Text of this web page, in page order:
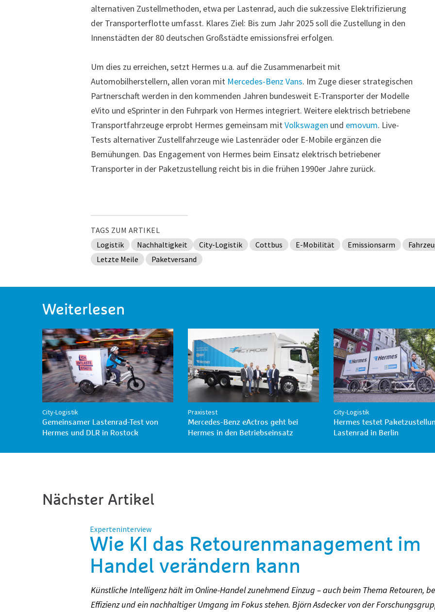
alternativen Zustellmethoden, etwa per Lastenrad, auch die sukzessive Elektrifizierung
der Transporterflotte umfasst. Klares Ziel: Bis zum Jahr 2025 soll die Zustellung in den
Innenstädten der 80 deutschen Großstädte emissionsfrei erfolgen.
Um dies zu erreichen, setzt Hermes u.a. auf die Zusammenarbeit mit
Automobilherstellern, allen voran mit Mercedes-Benz Vans. Im Zuge dieser strategischen
Partnerschaft werden in den kommenden Jahren bundesweit E-Transporter der Modelle
eVito und eSprinter in den Fuhrpark von Hermes integriert. Weitere elektrisch betriebene
Transportfahrzeuge erprobt Hermes gemeinsam mitVolkswagen und emovum. Live-
Tests alternativer Zustellfahrzeuge wie Lastenräder oder E-Mobile ergänzen die
Bemühungen. Das Engagement von Hermes beim Einsatz elektrisch betriebener
Transporter in der Paketzustellung reicht bis in die frühen 1990er Jahre zurück.
TAGS ZUM ARTIKEL
Logistik
Nachhaltigkeit City-Logistik Cottbus E-Mobilität Emissionsarm
Letzte Meile
Paketversand
Weiterlesen
City-Logistik
Gemeinsamer Lastenrad-Test von
Hermes und DLR in Rostock
Praxistest
Mercedes-Benz eActros geht bei
Hermes in den Betriebseinsatz
City-Logistik
Hermes testet
Lastenrad in Berlin
Nächster Artikel
Experteninterview
Wie KI das Retourenmanagement im
Handel verändern kann
Künstliche Intelligenz hält im Online-Handel zunehmend Einzug – auch beim Thema Retouren,
Effizienz und ein nachhaltiger Umgang im Fokus stehen. Björn Asdecker von der